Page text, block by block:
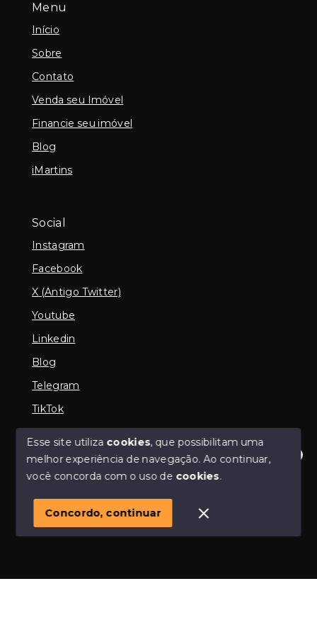
Olá! Estamos disponíveis para te ajudar.
Menu
Início
Sobre
Contato
Venda seu Imóvel
Financie seu imóvel
Blog
iMartins
Social
Instagram
Facebook
X (Antigo Twitter)
Youtube
Linkedin
Blog
Telegram
TikTok
© Copyright 2026 - Imobiliária em Araguari | iMartins |
imobiliária Araguari | Financiamento Imobiliário -
SITE PARA IMOBILIARIA
Esse site utiliza cookies, que possibilitam uma
melhor experiência de navegação.Ao continuar,
você concorda com o uso de cookies.
Concordo, continuar